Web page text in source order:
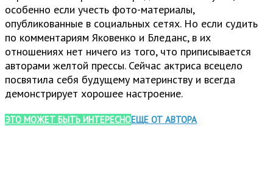
особенно если учесть фото-материалы,
опубликованные в социальных сетях. Но если судить
по комментариям Яковенко и Бледанс, в их
отношениях нет ничего из того, что приписывается
авторами желтой прессы. Сейчас актриса всецело
посвятила себя будущему материнству и всегда
демонстрирует хорошее настроение.
ЭТО МОЖЕТ БЫТЬ ИНТЕРЕСНОЕЩЕ ОТ АВТОРА